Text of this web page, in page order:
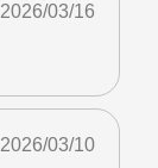
2026/03/16
2026/03/10